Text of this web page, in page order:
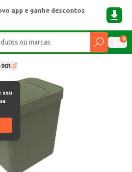
app e ganhe descontos
0
seu